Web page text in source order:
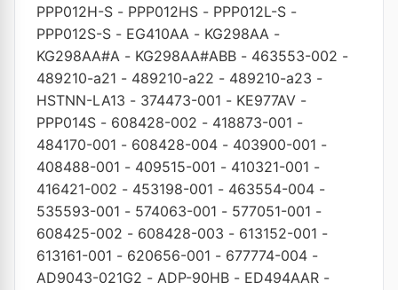
PPP012H-S - PPP012HS - PPP012L-S -
PPP012S-S - EG410AA - KG298AA -
KG298AA#A - KG298AA#ABB - 463553-002 -
489210-a21 - 489210-a22 - 489210-a23 -
HSTNN-LA13 - 374473-001 - KE977AV -
PPP014S - 608428-002 - 418873-001 -
484170-001 - 608428-004 - 403900-001 -
408488-001 - 409515-001 - 410321-001 -
416421-002 - 453198-001 - 463554-004 -
535593-001 - 574063-001 - 577051-001 -
608425-002 - 608428-003 - 613152-001 -
613161-001 - 620656-001 - 677774-004 -
AD9043-021G2 - ADP-90HB - ED494AAR -